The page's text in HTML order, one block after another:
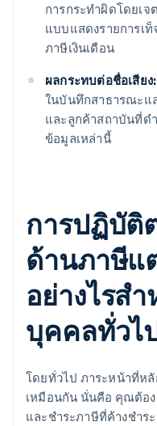
การกระทำผิดโดยเจ
แบบแสดงรายการเท็
ภาษีเงินเดือน
ผลกระทบต่อชื่อเสียง:
ในบันทึกสาธารณะแ
และลูกค้าสถาบันที่ด
ข้อมูลเหล่านี้
การปฏิบัติ
ด้านภาษีแ
อย่างไรส
บุคคลทั่วไ
โดยทั่วไป ภาระหน้าที่ห
เหมือนกัน นั่นคือ คุณต้อ
และชำระภาษีที่ค้างชำร